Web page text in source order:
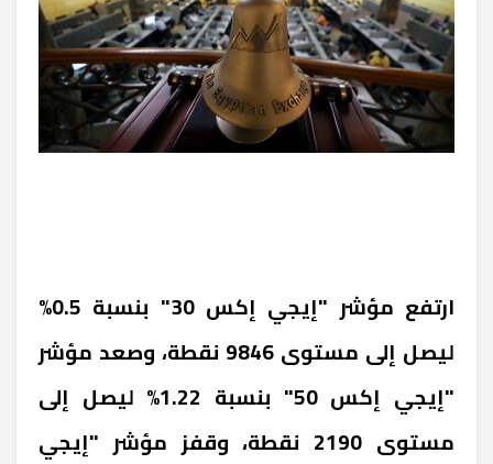
ارتفع مؤشر "إيجي إكس 30" بنسبة 0.5%
ليصل إلى مستوى 9846 نقطة، وصعد مؤشر
"إيجي إكس 50" بنسبة 1.22% ليصل إلى
مستوى 2190 نقطة، وقفز مؤشر "إيجي